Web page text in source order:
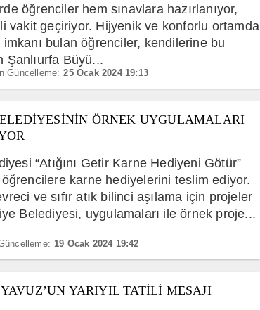
öğrenciler hem sınavlara hazırlanıyor,
vakit geçiriyor. Hijyenik ve konforlu ortamda
imkanı bulan öğrenciler, kendilerine bu
Şanlıurfa Büyü...
Güncelleme: 25 Ocak 2024 19:13
ÖRNEK UYGULAMALARI
“Atığını Getir Karne Hediyeni Götür”
öğrencilere karne hediyelerini teslim ediyor.
ve sıfır atık bilinci aşılama için projeler
Belediyesi, uygulamaları ile örnek proje...
19 Ocak 2024 19:42
YARIYIL TATİLİ MESAJI